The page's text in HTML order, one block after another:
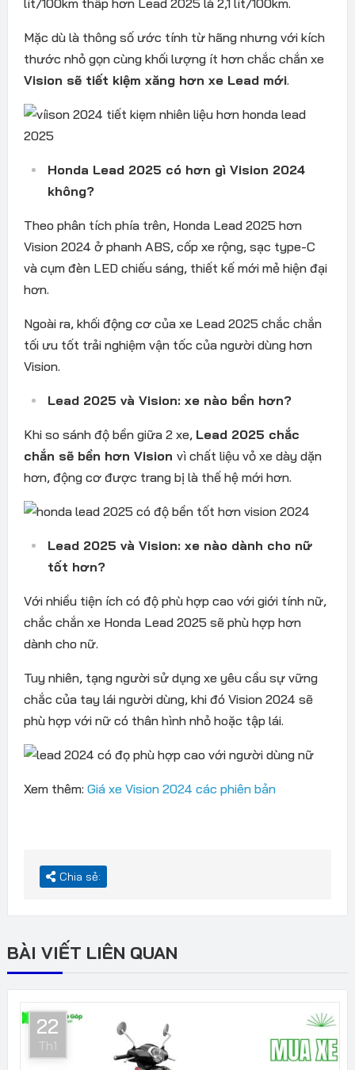
lít/100km thấp hơn Lead 2025 là 2,1 lít/100km.
Mặc dù là thông số ước tính từ hãng nhưng với kích
thước nhỏ gọn cùng khối lượng ít hơn chắc chắn xe
Vision sẽ tiết kiệm xăng hơn xe Lead mới.
Honda Lead 2025 có hơn gì Vision 2024
không?
Theo phân tích phía trên, Honda Lead 2025 hơn
Vision 2024 ở phanh ABS, cốp xe rộng, sạc type-C
và cụm đèn LED chiếu sáng, thiết kế mới mẻ hiện đại
hơn.
Ngoài ra, khối động cơ của xe Lead 2025 chắc chắn
tối ưu tốt trải nghiệm vận tốc của người dùng hơn
Vision.
Lead 2025 và Vision: xe nào bền hơn?
Khi so sánh độ bền giữa 2 xe, Lead 2025 chắc
chắn sẽ bền hơn Vision vì chất liệu vỏ xe dày dặn
hơn, động cơ được trang bị là thế hệ mới hơn.
Lead 2025 và Vision: xe nào dành cho nữ
tốt hơn?
Với nhiều tiện ích có độ phù hợp cao với giới tính nữ,
chắc chắn xe Honda Lead 2025 sẽ phù hợp hơn
dành cho nữ.
Tuy nhiên, tạng người sử dụng xe yêu cầu sự vững
chắc của tay lái người dùng, khi đó Vision 2024 sẽ
phù hợp với nữ có thân hình nhỏ hoặc tập lái.
Xem thêm: Giá xe Vision 2024 các phiên bản
Chia sẻ:
BÀI VIẾT LIÊN QUAN
22
Th1